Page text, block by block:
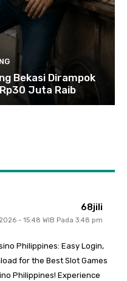
Bekasi Dirampok
Juta Raib
68jili
- 15:48 WIB Pada 3:48 pm
Philippines: Easy Login,
for the Best Slot Games
Philippines! Experience